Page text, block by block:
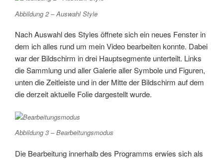
Abbildung 2 – Auswahl Style
Nach Auswahl des Styles öffnete sich ein neues Fenster in
dem ich alles rund um mein Video bearbeiten konnte. Dabei
war der Bildschirm in drei Hauptsegmente unterteilt. Links
die Sammlung und aller Galerie aller Symbole und Figuren,
unten die Zeitleiste und in der Mitte der Bildschirm auf dem
die derzeit aktuelle Folie dargestellt wurde.
Abbildung 3 – Bearbeitungsmodus
Die Bearbeitung innerhalb des Programms erwies sich als